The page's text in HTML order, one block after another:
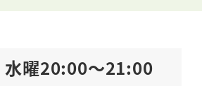
曜20:00～21:00